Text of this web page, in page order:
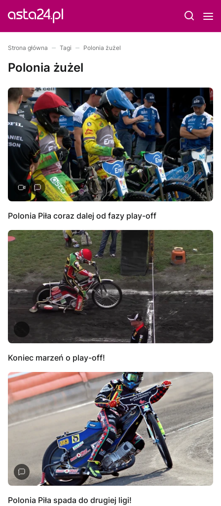
Strona główna Tagi Polonia żużel
Polonia żużel
Polonia Piła coraz dalej od fazy play-off
Koniec marzeń o play-off!
Polonia Piła spada do drugiej ligi!